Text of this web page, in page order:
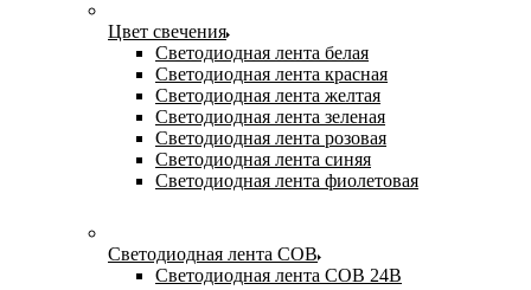
Цвет свечения
Светодиодная лента белая
Светодиодная лента красная
Светодиодная лента желтая
Светодиодная лента зеленая
Светодиодная лента розовая
Светодиодная лента синяя
Светодиодная лента фиолетовая
Светодиодная лента COB
Светодиодная лента COB 24В